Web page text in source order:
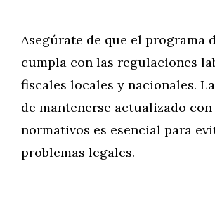
Asegúrate de que el programa
cumpla con las regulaciones
fiscales locales y nacionales.
de mantenerse actualizado
normativos es esencial para
problemas legales.